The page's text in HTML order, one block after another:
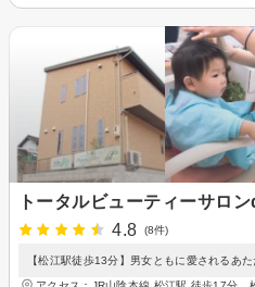
トータルビューティーサロン
4.8
(8件)
【松江駅徒歩13分】男女ともに愛されるあ